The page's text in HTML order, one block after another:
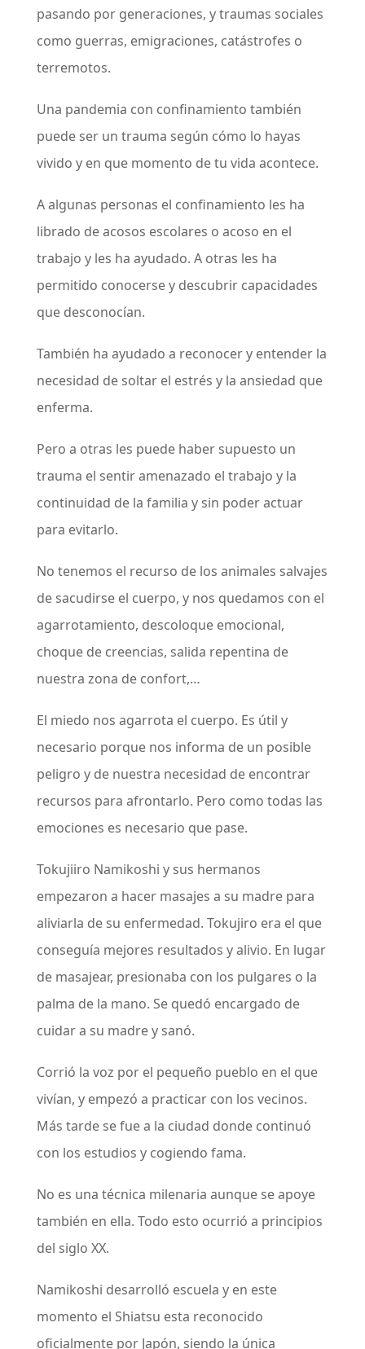
pasando por generaciones, y traumas sociales
como guerras, emigraciones, catástrofes o
terremotos.
Una pandemia con confinamiento también
puede ser un trauma según cómo lo hayas
vivido y en que momento de tu vida acontece.
A algunas personas el confinamiento les ha
librado de acosos escolares o acoso en el
trabajo y les ha ayudado. A otras les ha
permitido conocerse y descubrir capacidades
que desconocían.
También ha ayudado a reconocer y entender la
necesidad de soltar el estrés y la ansiedad que
enferma.
Pero a otras les puede haber supuesto un
trauma el sentir amenazado el trabajo y la
continuidad de la familia y sin poder actuar
para evitarlo.
No tenemos el recurso de los animales salvajes
de sacudirse el cuerpo, y nos quedamos con el
agarrotamiento, descoloque emocional,
choque de creencias, salida repentina de
nuestra zona de confort,…
El miedo nos agarrota el cuerpo. Es útil y
necesario porque nos informa de un posible
peligro y de nuestra necesidad de encontrar
recursos para afrontarlo. Pero como todas las
emociones es necesario que pase.
Tokujiiro Namikoshi y sus hermanos
empezaron a hacer masajes a su madre para
aliviarla de su enfermedad. Tokujiro era el que
conseguía mejores resultados y alivio. En lugar
de masajear, presionaba con los pulgares o la
palma de la mano. Se quedó encargado de
cuidar a su madre y sanó.
Corrió la voz por el pequeño pueblo en el que
vivían, y empezó a practicar con los vecinos.
Más tarde se fue a la ciudad donde continuó
con los estudios y cogiendo fama.
No es una técnica milenaria aunque se apoye
también en ella. Todo esto ocurrió a principios
del siglo XX.
Namikoshi desarrolló escuela y en este
momento el Shiatsu esta reconocido
oficialmente por Japón, siendo la única